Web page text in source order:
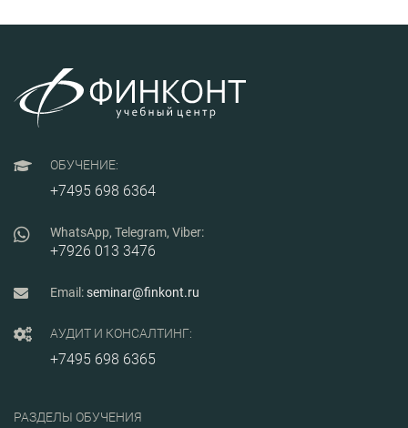
основами
ОБУЧЕНИЕ:
+7495 698 6364
WhatsApp, Telegram, Viber:
+7926 013 3476
Email:seminar@finkont.ru
АУДИТ И КОНСАЛТИНГ:
+7495 698 6365
РАЗДЕЛЫ ОБУЧЕНИЯ